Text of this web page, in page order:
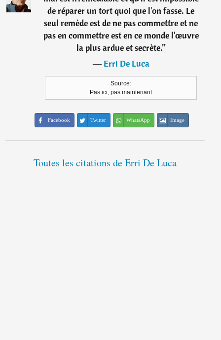
de réparer un tort quoi que l'on fasse. Le
seul remède est de ne pas commettre et ne
pas en commettre est en ce monde l'œuvre
la plus ardue et secrète.”
―Erri De Luca
Source:
Pas ici, pas maintenant
Facebook Twitter WhatsApp Image
Toutes les citations de Erri De Luca